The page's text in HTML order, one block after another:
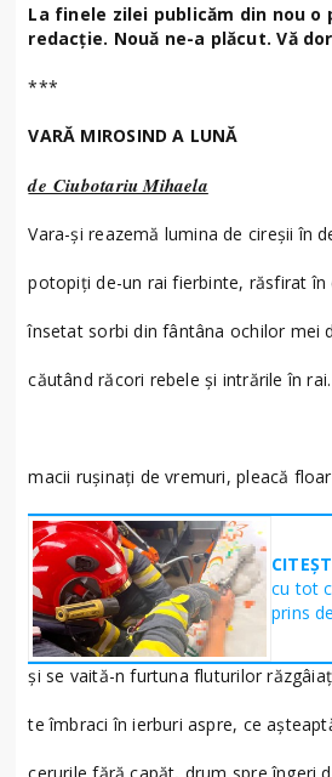
La finele zilei publicăm din nou o
redacție. Nouă ne-a plăcut. Vă
***
VARĂ MIROSIND A LUNĂ
de Ciubotariu Mihaela
Vara-şi reazemă lumina de cireşii în
potopiţi de-un rai fierbinte, răsfirat în
însetat sorbi din fântâna ochilor mei
căutând răcori rebele şi intrările în rai.
macii ruşinaţi de vremuri, pleacă
cu tot
prins
şi se vaită-n furtuna fluturilor
te îmbraci în ierburi aspre, ce
cerurile fără capăt, drum spre îngeri